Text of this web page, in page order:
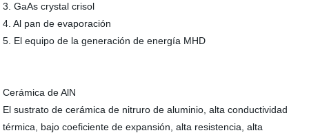
3. GaAs crystal crisol
4. Al pan de evaporación
5. El equipo de la generación de energía MHD
Cerámica de AlN
El sustrato de cerámica de nitruro de aluminio, alta conductividad
térmica, bajo coeficiente de expansión, alta resistencia, alta